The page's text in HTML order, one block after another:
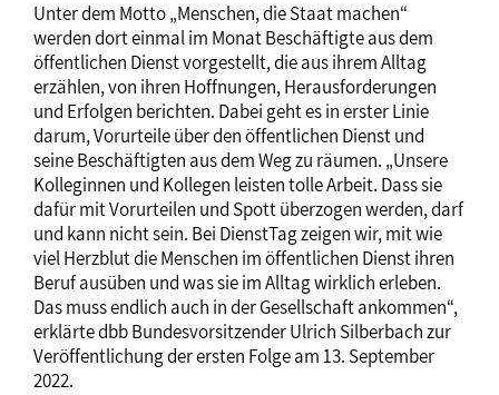
Unter dem Motto „Menschen, die Staat machen“
werden dort einmal im Monat Beschäftigte aus dem
öffentlichen Dienst vorgestellt, die aus ihrem Alltag
erzählen, von ihren Hoffnungen, Herausforderungen
und Erfolgen berichten. Dabei geht es in erster Linie
darum, Vorurteile über den öffentlichen Dienst und
seine Beschäftigten aus dem Weg zu räumen. „Unsere
Kolleginnen und Kollegen leisten tolle Arbeit. Dass sie
dafür mit Vorurteilen und Spott überzogen werden, darf
und kann nicht sein. Bei DienstTag zeigen wir, mit wie
viel Herzblut die Menschen im öffentlichen Dienst ihren
Beruf ausüben und was sie im Alltag wirklich erleben.
Das muss endlich auch in der Gesellschaft ankommen“,
erklärte dbb Bundesvorsitzender Ulrich Silberbach zur
Veröffentlichung der ersten Folge am 13. September
2022.